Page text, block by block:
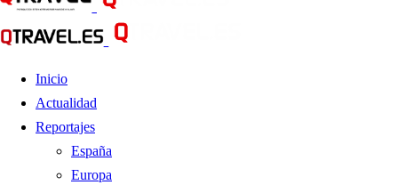
Inicio
Actualidad
Reportajes
España
Europa